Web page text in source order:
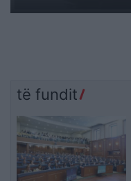
të fundit